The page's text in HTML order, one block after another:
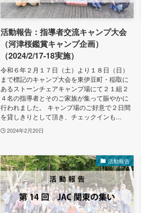
活動報告：指導者交流キャンプ大会
（河津桜鑑賞キャンプ企画）
（2024/2/17-18実施）
令和６年２月１７日（土）より１８日（日）
まで標記のキャンプ大会を東伊豆町・稲取に
あるストーンチェアキャンプ場にて２１組２
４名の指導者とそのご家族が集って賑やかに
行われました。 キャンプ場のご好意で２日間
を貸しきりとして頂き、チェックインも...
2024年2月20日
活動報告